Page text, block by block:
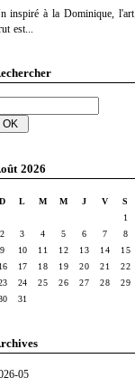
inspiré à la Dominique, l'art
est...
2026
D L M M J V
S
1
2
3 4 5 6 7
8
9
10 11 12 13 14
15
16
17 18 19 20 21
22
24 25 26 27 28
29
31
05